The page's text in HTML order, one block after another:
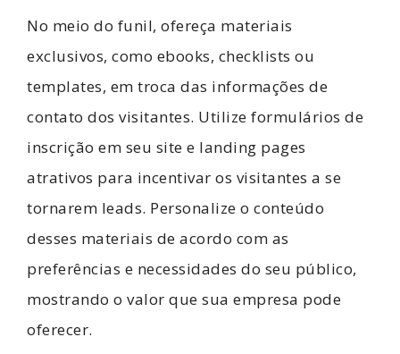
No meio do funil, ofereça materiais
exclusivos, como ebooks, checklists ou
templates, em troca das informações de
contato dos visitantes. Utilize formulários de
inscrição em seu site e landing pages
atrativos para incentivar os visitantes a se
tornarem leads. Personalize o conteúdo
desses materiais de acordo com as
preferências e necessidades do seu público,
mostrando o valor que sua empresa pode
oferecer.